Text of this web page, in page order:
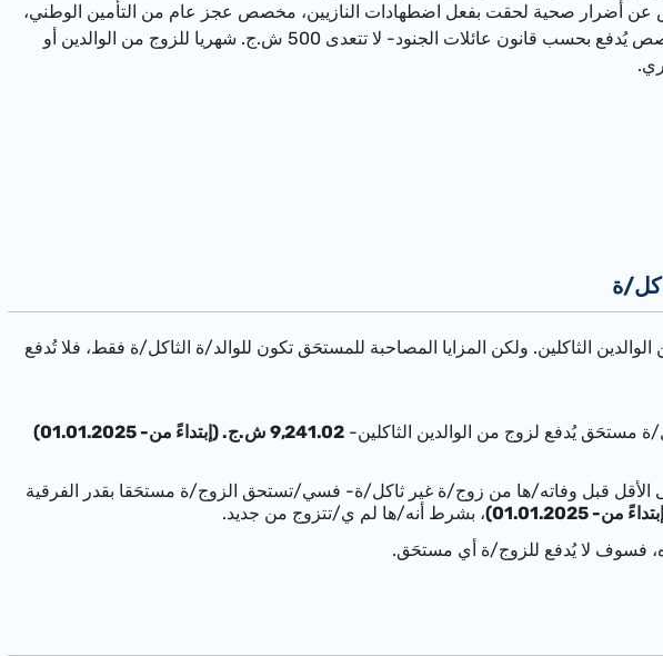
أضرار صحية لحقت بفعل اضطهادات النازيين، مخصص عجز عام من التأمين الوطني،
مخصص عجز يُدفع بحسب قانون المعوَّقين (ما عدا مستحقات خاصة) ومخصص يُدفع بحسب قانون عائلات الجنود- لا تتعدى 500 ش.ج. شهريا للزوج من الوالدين أو
ة
الثاكلين. ولكن المزايا المصاحبة للمستحَق تكون للوالد/ة الثاكل/ة فقط، فلا تُدفع
مستحَق يُدفع لزوج من الوالدين الثاكلين- 9,241.02 ش.ج. (إبتداءً من- 01.01.2025)
- فسي/تستحق الزوج/ة مستحَقا بقدر الفرقية
، بشرط أنه/ها لم ي/تتزوج من جديد.
فسوف لا يُدفع للزوج/ة أي مستحَق.